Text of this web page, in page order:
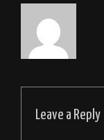
Leave a Reply